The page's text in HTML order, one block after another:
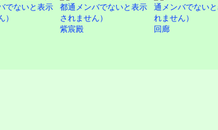
紫宸殿 回廊